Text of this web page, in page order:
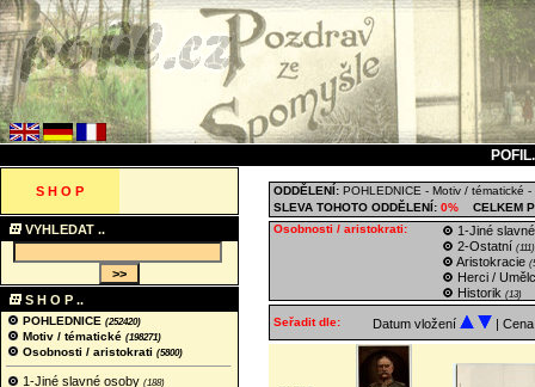
S H O P
VYHLEDAT ..
S H O P ..
POHLEDNICE (252420)
Motiv / tématické (198271)
Osobnosti / aristokrati (5800)
1-Jiné slavné osoby (188)
ODDĚLENÍ: POHLEDNICE - Motiv / tématické -
SLEVA TOHOTO ODDĚLENÍ: 0%
CELKEM
Osobnosti / aristokrati:
1-Jiné
2-Ostatní (111)
Aristokracie
Herci /
Historik (13)
Seřadit dle: Datum vložení |